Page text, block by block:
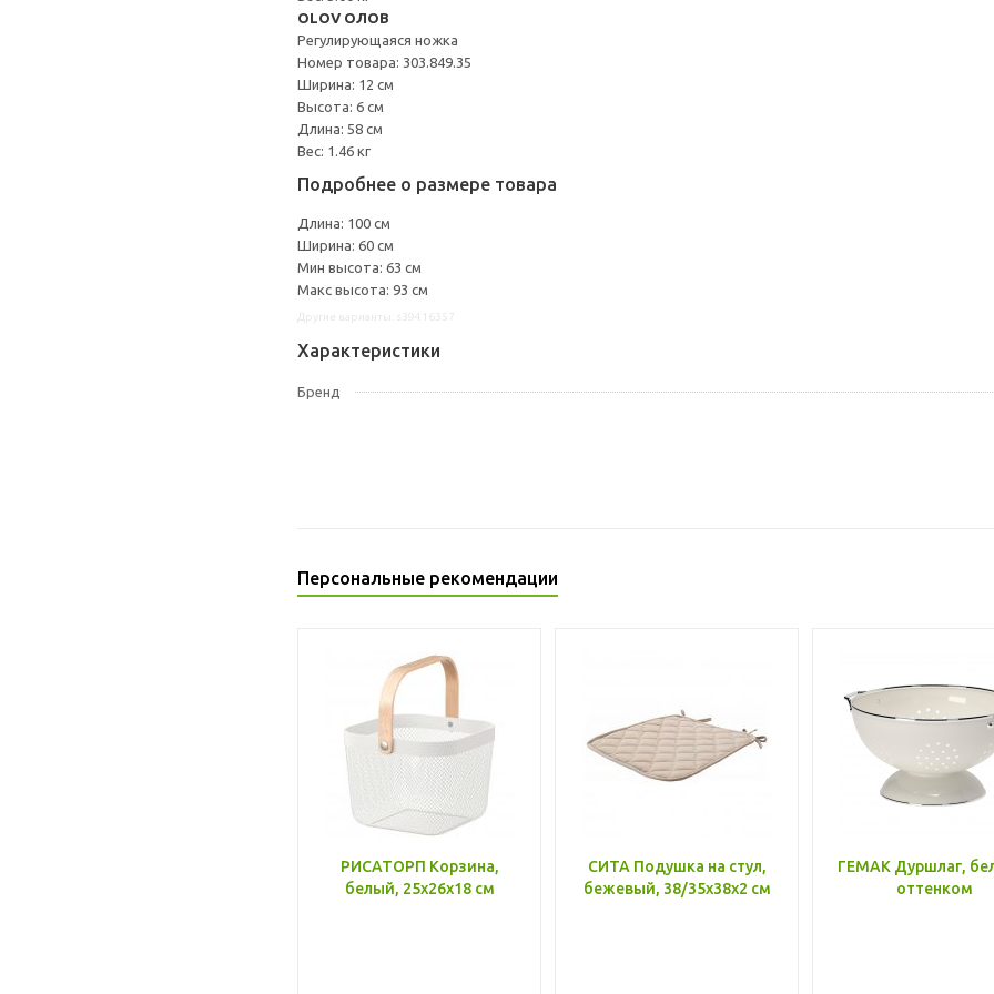
OLOV ОЛОВ
Регулирующаяся ножка
Номер товара: 303.849.35
Ширина: 12 см
Высота: 6 см
Длина: 58 см
Вес: 1.46 кг
Подробнее о размере товара
Длина: 100 см
Ширина: 60 см
Мин высота: 63 см
Макс высота: 93 см
Характеристики
Бренд
Персональные рекомендации
РИСАТОРП Корзина,
белый, 25x26x18 см
СИТА Подушка на стул,
бежевый, 38/35x38x2 см
ГЕМАК Дуршлаг,
оттенком